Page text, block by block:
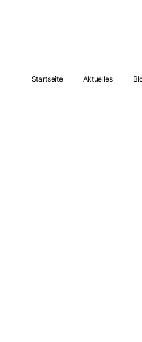
Startseite Aktuelles